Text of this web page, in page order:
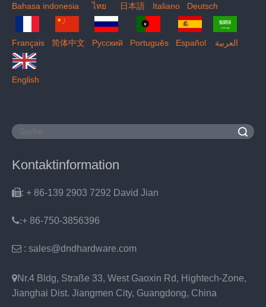
Bahasa indonesia ไทย 日本語 Italiano Deutsch
Français 简体中文 Pусский Português Español العربية
English
Kontaktinformation
: + 86-139 2903 7292 David Jian
:+ 86-750-3856396
 : sales@dndhardware.com
Nr.4 Bldg, Straße 33, West Gaoxin Rd, Hightech-Zone,
Jianghai Dist. Jiangmen City, Guangdong, China